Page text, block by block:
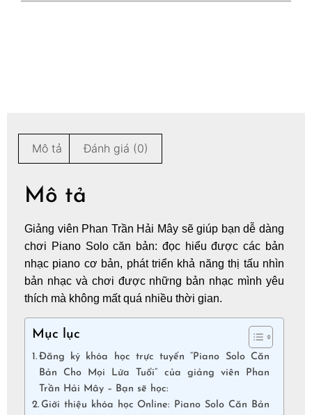
Mô tả Đánh giá (0)
Mô tả
Giảng viên Phan Trần Hải Mây sẽ giúp bạn dễ dàng
chơi Piano Solo căn bản: đọc hiểu được các bản
nhạc piano cơ bản, phát triển khả năng thị tấu nhìn
bản nhạc và chơi được những bản nhạc mình yêu
thích mà không mất quá nhiều thời gian.
Mục lục
Đăng ký khóa học trực tuyến “Piano Solo Căn
Bản Cho Mọi Lứa Tuổi” của giảng viên Phan
Trần Hải Mây – Bạn sẽ học:
Giới thiệu khóa học Online: Piano Solo Căn Bản